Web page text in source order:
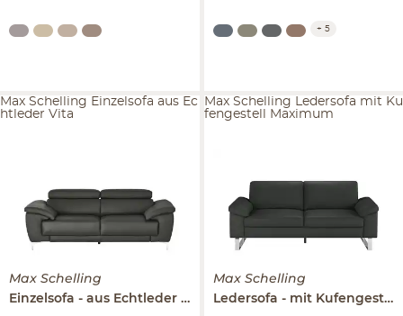
+ 5
Max Schelling
Einzelsofa aus Echtleder
Vita
Max Schelling Einzelsofa aus Ec
htleder Vita
Max Schelling
Ledersofa
mit Kufengestell
Max Schelling Ledersofa mit Ku
fengestell Maximum